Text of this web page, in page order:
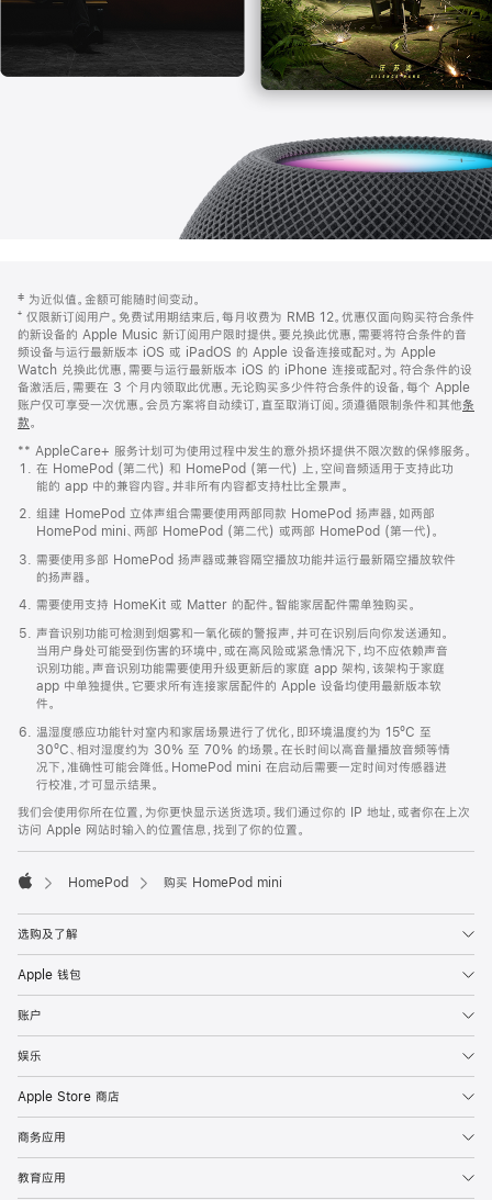
页
页
脚
注
‡ 为近似值。金额可能随时间变动。
⁺ 仅限新订阅用户。免费试用期结束后，每月收费为 RMB 12。优惠仅面向购买符合条件
的新设备的 Apple Music 新订阅用户限时提供。要兑换此优惠，需要将符合条件的音
频设备与运行最新版本 iOS 或 iPadOS 的 Apple 设备连接或配对。为 Apple
Watch 兑换此优惠，需要与运行最新版本 iOS 的 iPhone 连接或配对。符合条件的设
备激活后，需要在 3 个月内领取此优惠。无论购买多少件符合条件的设备，每个 Apple
账户仅可享受一次优惠。会员方案将自动续订，直至取消订阅。须遵循限制条件和其他条
款。
窗
口
中
打
开)
** AppleCare+ 服务计划可为使用过程中发生的意外损坏提供不限次数的保修服务。
在 HomePod (第二代) 和 HomePod (第一代) 上，空间音频适用于支持此功
能的 app 中的兼容内容。并非所有内容都支持杜比全景声。
组建 HomePod 立体声组合需要使用两部同款 HomePod 扬声器，如两部
HomePod mini、两部 HomePod (第二代) 或两部 HomePod (第一代)。
需要使用多部 HomePod 扬声器或兼容隔空播放功能并运行最新隔空播放软件
的扬声器。
需要使用支持 HomeKit 或 Matter 的配件。智能家居配件需单独购买。
声音识别功能可检测到烟雾和一氧化碳的警报声，并可在识别后向你发送通知。
当用户身处可能受到伤害的环境中，或在高风险或紧急情况下，均不应依赖声音
识别功能。声音识别功能需要使用升级更新后的家庭 app 架构，该架构于家庭
app 中单独提供。它要求所有连接家居配件的 Apple 设备均使用最新版本软
件。
温湿度感应功能针对室内和家居场景进行了优化，即环境温度约为 15ºC 至
30ºC、相对湿度约为 30% 至 70% 的场景。在长时间以高音量播放音频等情
况下，准确性可能会降低。HomePod mini 在启动后需要一定时间对传感器进
行校准，才可显示结果。
我们会使用你所在位置，为你更快显示送货选项。我们通过你的 IP 地址，或者你在上次
访问 Apple 网站时输入的位置信息，找到了你的位置。
HomePod 购买 HomePod mini
选购及了解
Apple 钱包
账户
娱乐
Apple Store 商店
商务应用
教育应用